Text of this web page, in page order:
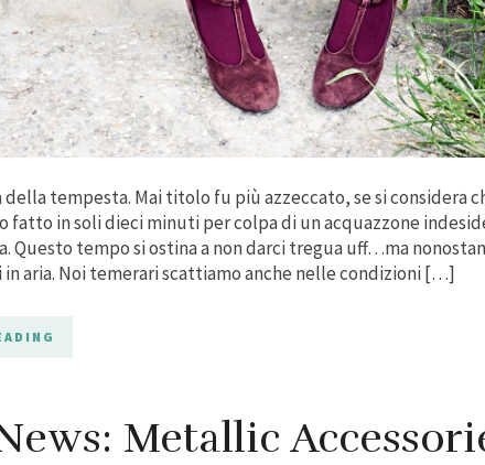
della tempesta. Mai titolo fu più azzeccato, se si considera
fatto in soli dieci minuti per colpa di un acquazzone
Questo tempo si ostina a non darci tregua uff…ma
in aria. Noi temerari scattiamo anche nelle condizioni […]
Metallic